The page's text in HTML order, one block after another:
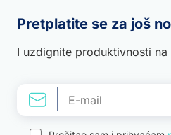
Pretplatite se za još
I uzdignite produktivnosti na